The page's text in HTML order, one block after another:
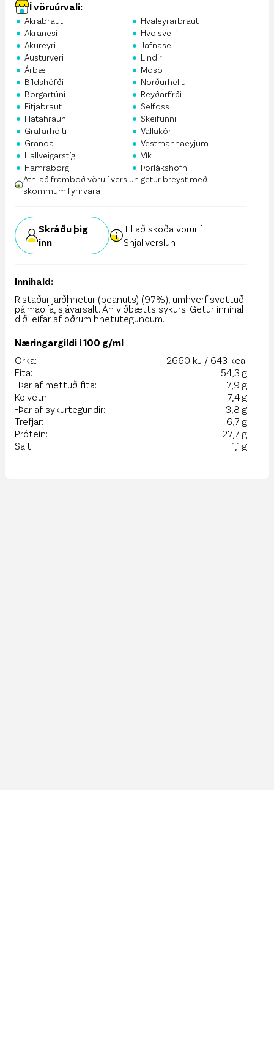
Í vöruúrvali:
• Akrabraut
• Akranesi
• Akureyri
• Austurveri
• Árbæ
• Bíldshöfði
• Borgartúni
• Fitjabraut
• Flatahrauni
• Grafarholti
• Granda
• Hallveigarstíg
• Hamraborg
• Hvaleyrarbraut
• Hvolsvelli
• Jafnaseli
• Lindir
• Mosó
• Norðurhellu
• Reyðarfirði
• Selfoss
• Skeifunni
• Vallakór
• Vestmannaeyjum
• Vík
• Þorlákshöfn
Ath. að framboð vöru í verslun getur breyst með
skömmum fyrirvara
Skráðu þig
inn
Til að skoða vörur í
Snjallverslun
Innihald:
Ristaðar jarðhnetur (peanuts) (97%), umhverfisvottuð
pálmaolía, sjávarsalt. Án viðbætts sykurs. Getur innihal
dið leifar af öðrum hnetutegundum.
Næringargildi í 100 g/ml
Orka:
2660 kJ / 643 kcal
Fita:
54,3 g
-Þar af mettuð fita:
7,9 g
Kolvetni:
7,4 g
-Þar af sykurtegundir:
3,8 g
Trefjar:
6,7 g
Prótein:
27,7 g
Salt:
1,1 g